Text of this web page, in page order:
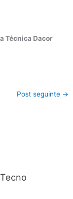
Técnica Dacor
Post seguinte →